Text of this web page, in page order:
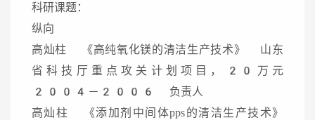
科研课题：
纵向
高灿柱 《高纯氧化镁的清洁生产技术》 山东
省科技厅重点攻关计划项目，20万元
2004－2006 负责人
高灿柱 《添加剂中间体pps的清洁生产技术》